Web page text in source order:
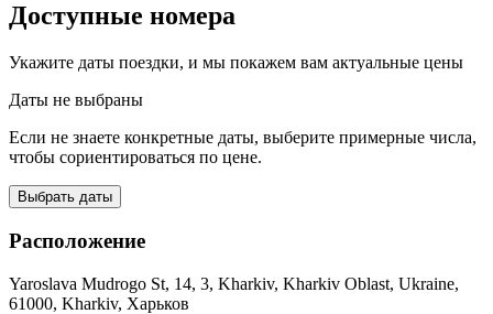
Доступные номера
Укажите даты поездки, и мы покажем вам актуальные цены
Даты не выбраны
Если не знаете конкретные даты, выберите примерные числа,
чтобы сориентироваться по цене.
Выбрать даты
Расположение
Yaroslava Mudrogo St, 14, 3, Kharkiv, Kharkiv Oblast, Ukraine,
61000, Kharkiv, Харьков